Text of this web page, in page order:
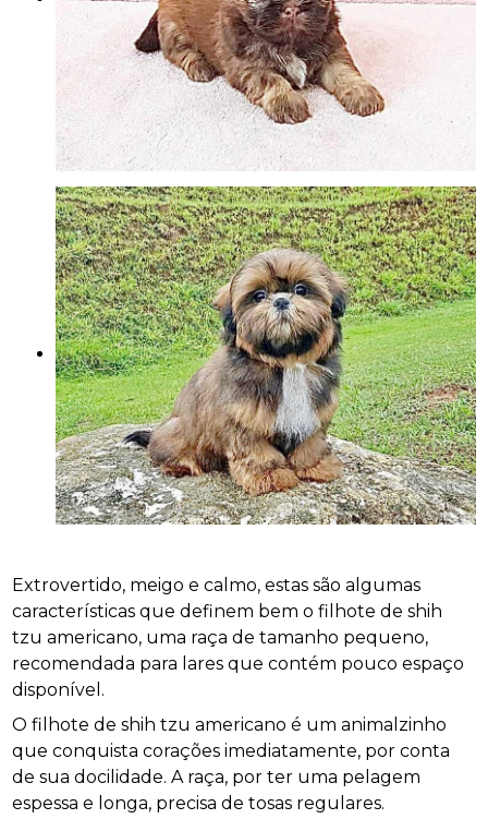
Extrovertido, meigo e calmo, estas são algumas
características que definem bem o filhote de shih
tzu americano, uma raça de tamanho pequeno,
recomendada para lares que contém pouco espaço
disponível.
O filhote de shih tzu americano é um animalzinho
que conquista corações imediatamente, por conta
de sua docilidade. A raça, por ter uma pelagem
espessa e longa, precisa de tosas regulares.